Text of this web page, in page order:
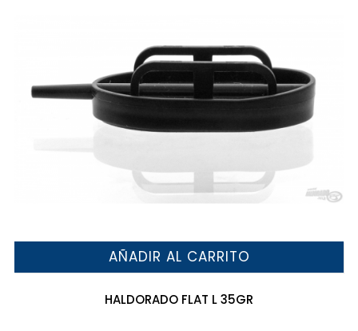
AÑADIR AL CARRITO
HALDORADO FLAT L 35GR